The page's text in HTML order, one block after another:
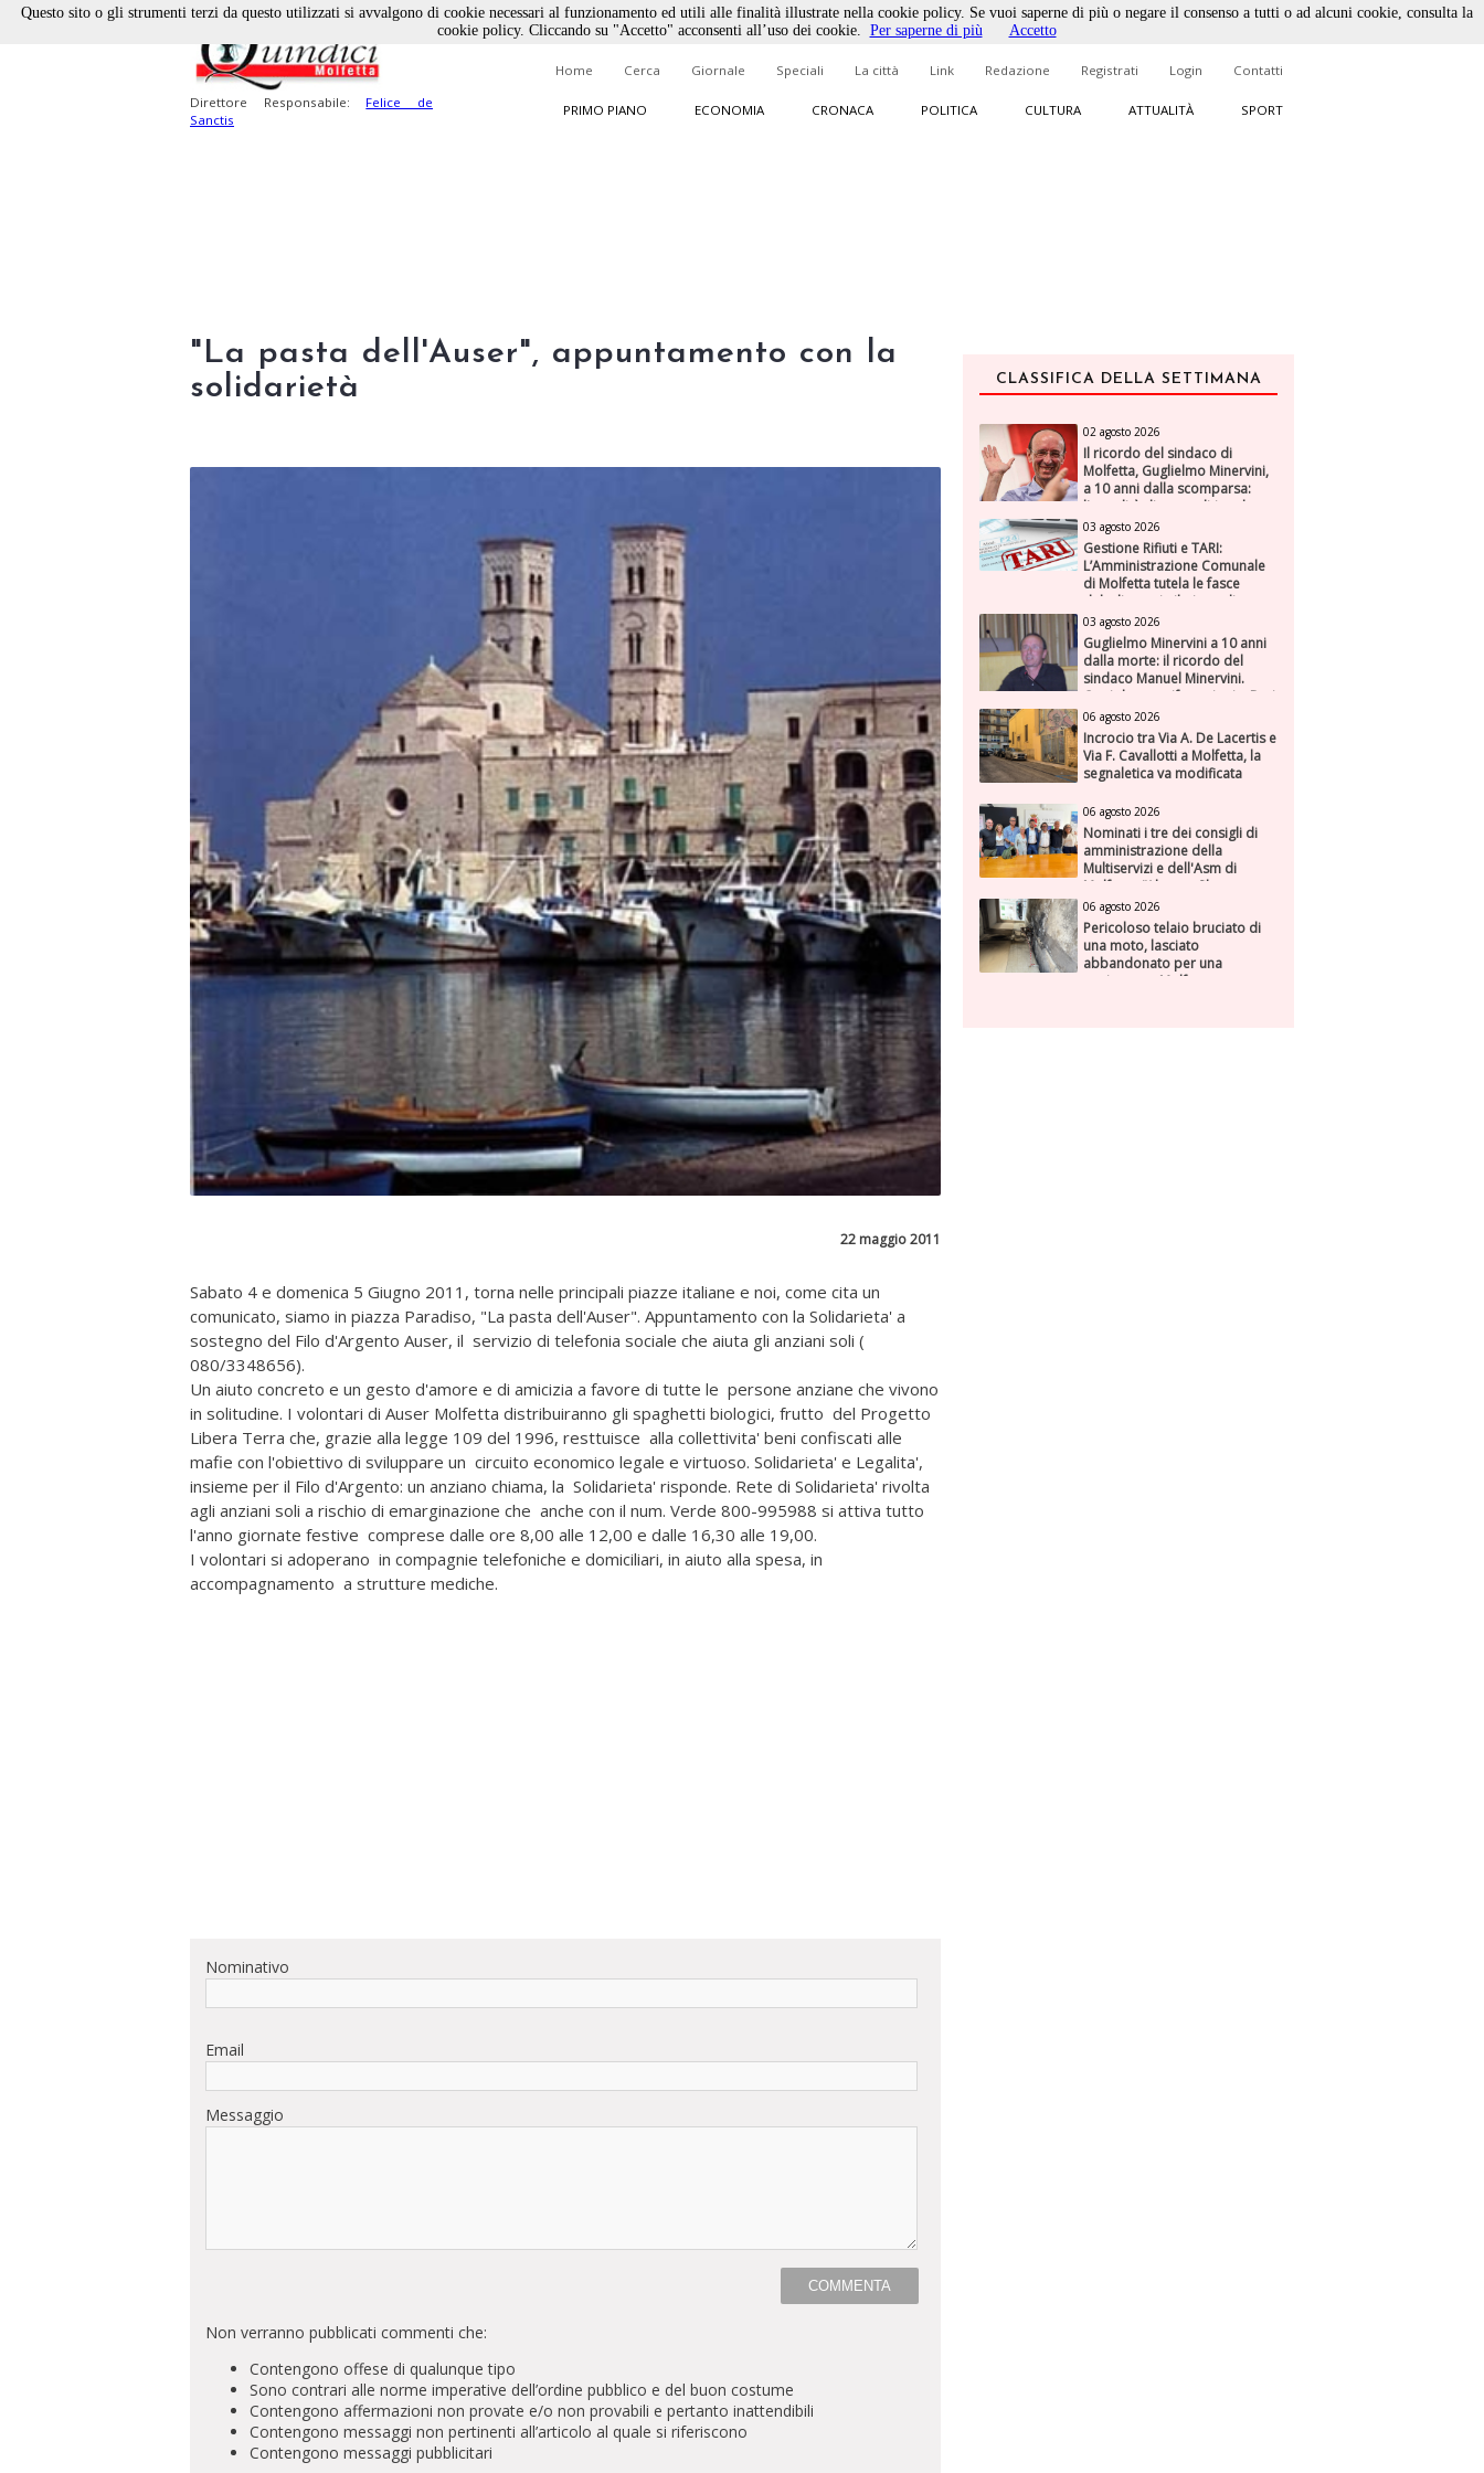
Direttore Responsabile: Felice de
Sanctis
Home Cerca Giornale Speciali La città Link Redazione Registrati Login Contatti
PRIMO PIANO ECONOMIA CRONACA POLITICA CULTURA ATTUALITÀ SPORT
"La pasta dell'Auser", appuntamento con la
solidarietà
22 maggio 2011
Sabato 4 e domenica 5 Giugno 2011, torna nelle principali piazze italiane e noi, come cita un
comunicato, siamo in piazza Paradiso, "La pasta dell'Auser". Appuntamento con la Solidarieta' a
sostegno del Filo d'Argento Auser, il servizio di telefonia sociale che aiuta gli anziani soli (
080/3348656).
Un aiuto concreto e un gesto d'amore e di amicizia a favore di tutte le persone anziane che vivono
in solitudine. I volontari di Auser Molfetta distribuiranno gli spaghetti biologici, frutto del Progetto
Libera Terra che, grazie alla legge 109 del 1996, resttuisce alla collettivita' beni confiscati alle
mafie con l'obiettivo di sviluppare un circuito economico legale e virtuoso. Solidarieta' e Legalita',
insieme per il Filo d'Argento: un anziano chiama, la Solidarieta' risponde. Rete di Solidarieta' rivolta
agli anziani soli a rischio di emarginazione che anche con il num. Verde 800-995988 si attiva tutto
l'anno giornate festive comprese dalle ore 8,00 alle 12,00 e dalle 16,30 alle 19,00.
I volontari si adoperano in compagnie telefoniche e domiciliari, in aiuto alla spesa, in
accompagnamento a strutture mediche.
Nominativo
Email
Messaggio
Non verranno pubblicati commenti che:
Contengono offese di qualunque tipo
Sono contrari alle norme imperative dell’ordine pubblico e del buon costume
Contengono affermazioni non provate e/o non provabili e pertanto inattendibili
Contengono messaggi non pertinenti all’articolo al quale si riferiscono
Contengono messaggi pubblicitari
CLASSIFICA DELLA SETTIMANA
02 agosto 2026
Il ricordo del sindaco di
Molfetta, Guglielmo Minervini,
a 10 anni dalla scomparsa:
l'attualità di una politica che
genera futuro
03 agosto 2026
Gestione Rifiuti e TARI:
L’Amministrazione Comunale
di Molfetta tutela le fasce
deboli e avvia il piano di
risanamento per ASM
03 agosto 2026
Guglielmo Minervini a 10 anni
dalla morte: il ricordo del
sindaco Manuel Minervini.
Oggi due manifestazioni a Bari
e Molfetta
06 agosto 2026
Incrocio tra Via A. De Lacertis e
Via F. Cavallotti a Molfetta, la
segnaletica va modificata
06 agosto 2026
Nominati i tre dei consigli di
amministrazione della
Multiservizi e dell'Asm di
Molfetta. “Alto profilo e
dondate su fiducia,
competenza e responsabilità”
06 agosto 2026
Pericoloso telaio bruciato di
una moto, lasciato
abbandonato per una
settimana a Molfetta
Questo sito o gli strumenti terzi da questo utilizzati si avvalgono di cookie necessari al funzionamento ed utili alle finalità illustrate nella cookie policy. Se vuoi saperne di più o negare il consenso a tutti o ad alcuni cookie, consulta la
cookie policy. Cliccando su "Accetto" acconsenti all’uso dei cookie. Per saperne di più Accetto